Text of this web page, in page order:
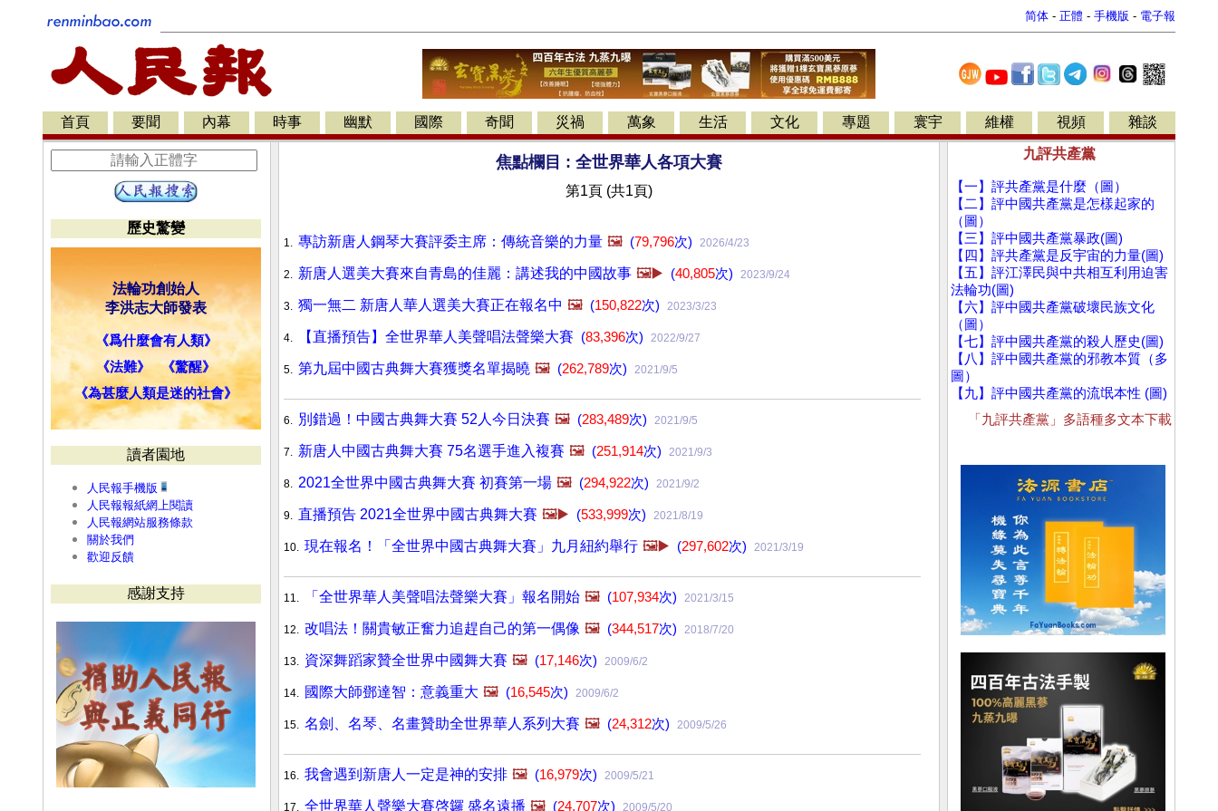
简体 - 正體 - 手機版 - 電子報
首頁 要聞 內幕 時事 幽默 國際 奇聞 災禍 萬象 生活 文化 專題 寰宇 維權 視頻 雜談
歷史驚變
法輪功創始人
李洪志大師發表
《爲什麼會有人類》
《法難》
《驚醒》
《為甚麼人類是迷的社會》
讀者園地
人民報手機版
人民報報紙網上閱讀
人民報網站服務條款
關於我們
歡迎反饋
感謝支持
焦點欄目 : 全世界華人各項大賽
第1頁 (共1頁)
1. 專訪新唐人鋼琴大賽評委主席：傳統音樂的力量 🖼️ (79,796次) 2026/4/23
2. 新唐人選美大賽來自青島的佳麗：講述我的中國故事 🖼️▶️ (40,805次) 2023/9/24
3. 獨一無二 新唐人華人選美大賽正在報名中 🖼️ (150,822次) 2023/3/23
4. 【直播預告】全世界華人美聲唱法聲樂大賽 (83,396次) 2022/9/27
5. 第九屆中國古典舞大賽獲獎名單揭曉 🖼️ (262,789次) 2021/9/5
6. 別錯過！中國古典舞大賽 52人今日決賽 🖼️ (283,489次) 2021/9/5
7. 新唐人中國古典舞大賽 75名選手進入複賽 🖼️ (251,914次) 2021/9/3
8. 2021全世界中國古典舞大賽 初賽第一場 🖼️ (294,922次) 2021/9/2
9. 直播預告 2021全世界中國古典舞大賽 🖼️▶️ (533,999次) 2021/8/19
10. 現在報名！「全世界中國古典舞大賽」九月紐約舉行 🖼️▶️ (297,602次) 2021/3/19
11. 「全世界華人美聲唱法聲樂大賽」報名開始 🖼️ (107,934次) 2021/3/15
12. 改唱法！關貴敏正奮力追趕自己的第一偶像 🖼️ (344,517次) 2018/7/20
13. 資深舞蹈家贊全世界中國舞大賽 🖼️ (17,146次) 2009/6/2
14. 國際大師鄧達智：意義重大 🖼️ (16,545次) 2009/6/2
15. 名劍、名琴、名畫贊助全世界華人系列大賽 🖼️ (24,312次) 2009/5/26
16. 我會遇到新唐人一定是神的安排 🖼️ (16,979次) 2009/5/21
17. 全世界華人聲樂大賽啓鑼 盛名遠播 🖼️ (24,707次) 2009/5/20
九評共產黨
【一】評共產黨是什麼（圖）
【二】評中國共產黨是怎樣起家的
（圖）
【三】評中國共產黨暴政(圖)
【四】評共產黨是反宇宙的力量(圖)
【五】評江澤民與中共相互利用迫害
法輪功(圖)
【六】評中國共產黨破壞民族文化
（圖）
【七】評中國共產黨的殺人歷史(圖)
【八】評中國共產黨的邪教本質（多
圖）
【九】評中國共產黨的流氓本性 (圖)
「九評共產黨」多語種多文本下載